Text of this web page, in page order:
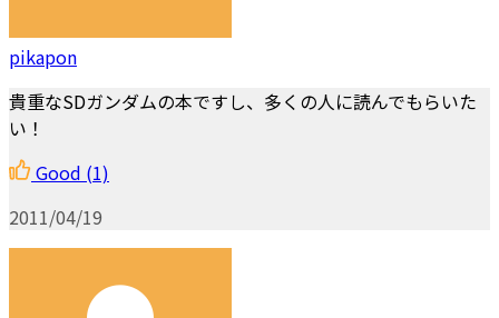
pikapon
貴重なSDガンダムの本ですし、多くの人に読んでもらいた
い！
Good (1)
2011/04/19